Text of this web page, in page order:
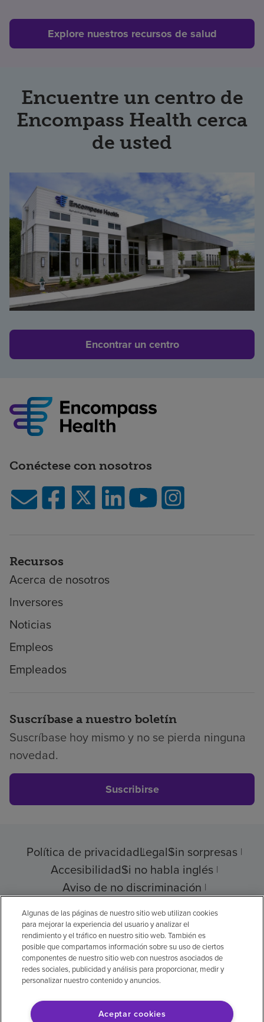
Explore nuestros recursos de salud
Encuentre un centro de
Encompass Health cerca
de usted
Encontrar un centro
Conéctese con nosotros
Recursos
Acerca de nosotros
Inversores
Noticias
Empleos
Empleados
Suscríbase a nuestro boletín
Suscríbase hoy mismo y no se pierda ninguna
novedad.
Suscribirse
Política de privacidadLegalSin sorpresas
AccesibilidadSi no habla inglés
Aviso de no discriminación
Cumplimiento de los proveedores
© 2026 Encompass Health Corporation
Preferencias de cookies
Algunas de las páginas de nuestro sitio web utilizan cookies
para mejorar la experiencia del usuario y analizar el
rendimiento y el tráfico en nuestro sitio web. También es
posible que compartamos información sobre su uso de ciertos
componentes de nuestro sitio web con nuestros asociados de
redes sociales, publicidad y análisis para proporcionar, medir y
personalizar nuestro contenido y anuncios.
Aceptar cookies